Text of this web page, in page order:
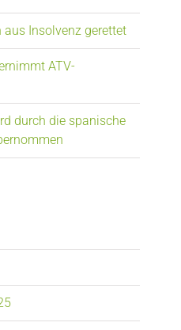
aus Insolvenz gerettet
ATV-
durch die spanische